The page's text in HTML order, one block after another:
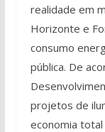
realidade em
Horizonte e
consumo
pública. De
projetos de
economia